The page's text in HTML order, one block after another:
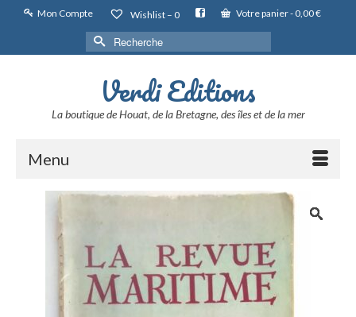
Mon Compte Wishlist – 0 Votre panier- 0,00€
Rechercher :
Verdi Editions
La boutique de Houat, de la Bretagne, des îles et de la mer
Menu